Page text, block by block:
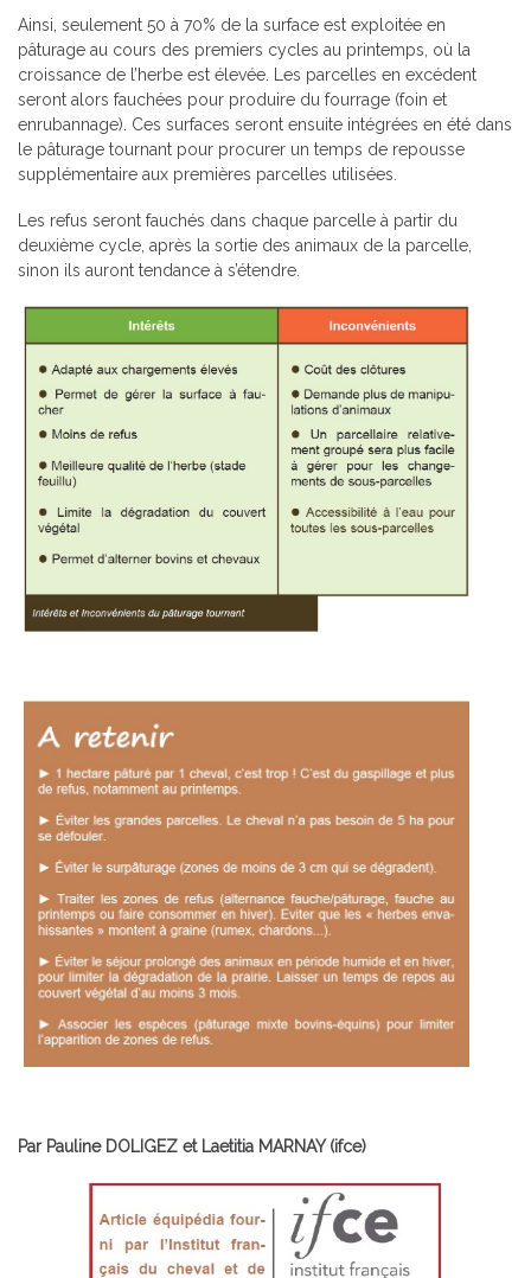
Ainsi, seulement 50 à 70% de la surface est exploitée en
pâturage au cours des premiers cycles au printemps, où la
croissance de l’herbe est élevée. Les parcelles en excédent
seront alors fauchées pour produire du fourrage (foin et
enrubannage). Ces surfaces seront ensuite intégrées en été dans
le pâturage tournant pour procurer un temps de repousse
supplémentaire aux premières parcelles utilisées.
Les refus seront fauchés dans chaque parcelle à partir du
deuxième cycle, après la sortie des animaux de la parcelle,
sinon ils auront tendance à s’étendre.
Par Pauline DOLIGEZ et Laetitia MARNAY (ifce)